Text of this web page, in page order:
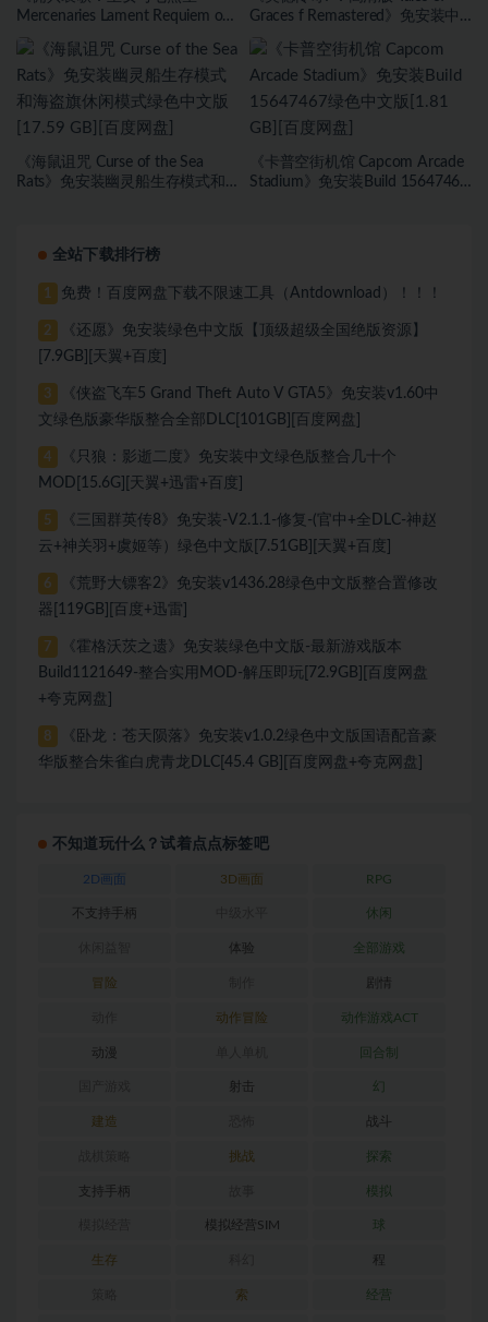
Mercenaries Lament Requiem of
版[865 MB][百度网盘]
Graces f Remastered》免安装中
《海鼠诅咒 Curse of the Sea
Rats》免安装幽灵船生存模式和
《卡普空街机馆 Capcom Arcade
Stadium》免安装Build 15647467
全站下载排行榜
1 免费！百度网盘下载不限速工具（Antdownload）！！！
2
《还愿》免安装绿色中文版【顶级超级全国绝版资源】
[7.9GB][天翼+百度]
3
《侠盗飞车5 Grand Theft Auto V GTA5》免安装v1.60中
文绿色版豪华版整合全部DLC[101GB][百度网盘]
4
《只狼：影逝二度》免安装中文绿色版整合几十个
MOD[15.6G][天翼+迅雷+百度]
5
《三国群英传8》免安装-V2.1.1-修复-(官中+全DLC-神赵
云+神关羽+虞姬等）绿色中文版[7.51GB][天翼+百度]
6
《荒野大镖客2》免安装v1436.28绿色中文版整合置修改
器[119GB][百度+迅雷]
7
《霍格沃茨之遗》免安装绿色中文版-最新游戏版本
Build1121649-整合实用MOD-解压即玩[72.9GB][百度网盘
+夸克网盘]
8
《卧龙：苍天陨落》免安装v1.0.2绿色中文版国语配音豪
华版整合朱雀白虎青龙DLC[45.4 GB][百度网盘+夸克网盘]
不知道玩什么？试着点点标签吧
2D画面 3D画面 RPG
不支持手柄 休闲
体验 全部游戏
冒险 剧情
动作冒险 动作游戏ACT
动漫 回合制
射击 幻
建造 战斗
挑战 探索
支持手柄 模拟
模拟经营SIM 球
生存 程
索 经营